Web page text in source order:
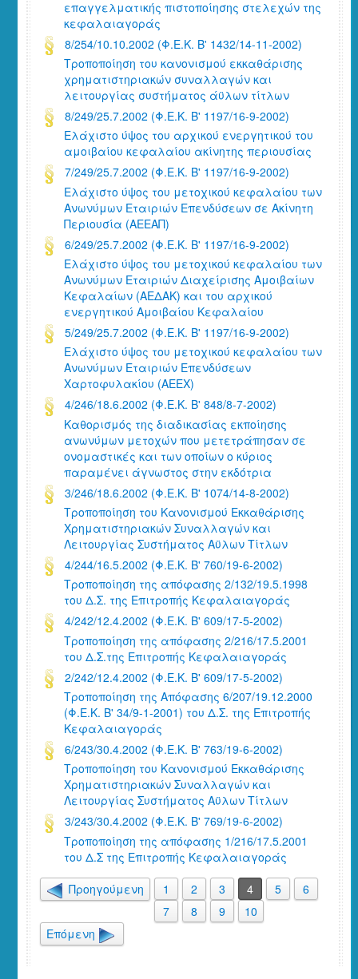
επαγγελματικής πιστοποίησης στελεχών της
κεφαλαιαγοράς
8/254/10.10.2002 (Φ.Ε.Κ. Β' 1432/14-11-2002)
Τροποποίηση του κανονισμού εκκαθάρισης
χρηματιστηριακών συναλλαγών και
λειτουργίας συστήματος άϋλων τίτλων
8/249/25.7.2002 (Φ.Ε.Κ. Β' 1197/16-9-2002)
Ελάχιστο ύψος του αρχικού ενεργητικού του
αμοιβαίου κεφαλαίου ακίνητης περιουσίας
7/249/25.7.2002 (Φ.Ε.Κ. Β' 1197/16-9-2002)
Ελάχιστο ύψος του μετοχικού κεφαλαίου των
Ανωνύμων Εταιριών Επενδύσεων σε Ακίνητη
Περιουσία (ΑΕΕΑΠ)
6/249/25.7.2002 (Φ.Ε.Κ. Β' 1197/16-9-2002)
Ελάχιστο ύψος του μετοχικού κεφαλαίου των
Ανωνύμων Εταιριών Διαχείρισης Αμοιβαίων
Κεφαλαίων (ΑΕΔΑΚ) και του αρχικού
ενεργητικού Αμοιβαίου Κεφαλαίου
5/249/25.7.2002 (Φ.Ε.Κ. Β' 1197/16-9-2002)
Ελάχιστο ύψος του μετοχικού κεφαλαίου των
Ανωνύμων Εταιριών Επενδύσεων
Χαρτοφυλακίου (ΑΕΕΧ)
4/246/18.6.2002 (Φ.Ε.Κ. Β' 848/8-7-2002)
Καθορισμός της διαδικασίας εκποίησης
ανωνύμων μετοχών που μετετράπησαν σε
ονομαστικές και των οποίων ο κύριος
παραμένει άγνωστος στην εκδότρια
3/246/18.6.2002 (Φ.Ε.Κ. Β' 1074/14-8-2002)
Τροποποίηση του Κανονισμού Εκκαθάρισης
Χρηματιστηριακών Συναλλαγών και
Λειτουργίας Συστήματος Αϋλων Τίτλων
4/244/16.5.2002 (Φ.Ε.Κ. Β' 760/19-6-2002)
Τροποποίηση της απόφασης 2/132/19.5.1998
του Δ.Σ. της Επιτροπής Κεφαλαιαγοράς
4/242/12.4.2002 (Φ.Ε.Κ. Β' 609/17-5-2002)
Τροποποίηση της απόφασης 2/216/17.5.2001
του Δ.Σ.της Επιτροπής Κεφαλαιαγοράς
2/242/12.4.2002 (Φ.Ε.Κ. Β' 609/17-5-2002)
Τροποποίηση της Απόφασης 6/207/19.12.2000
(Φ.Ε.Κ. Β' 34/9-1-2001) του Δ.Σ. της Επιτροπής
Κεφαλαιαγοράς
6/243/30.4.2002 (Φ.Ε.Κ. Β' 763/19-6-2002)
Τροποποίηση του Κανονισμού Εκκαθάρισης
Χρηματιστηριακών Συναλλαγών και
Λειτουργίας Συστήματος Αϋλων Τίτλων
3/243/30.4.2002 (Φ.Ε.Κ. Β' 769/19-6-2002)
Τροποποίηση της απόφασης 1/216/17.5.2001
του Δ.Σ της Επιτροπής Κεφαλαιαγοράς
Προηγούμενη
1 2 3 4 5
6
7
8 9
10
Επόμενη